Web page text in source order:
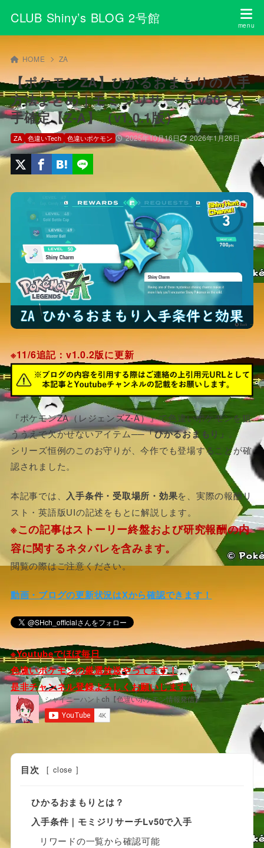
CLUB Shiny’s BLOG 2号館
HOME ZA
【ポケモンZA】ひかるおまもりの入手
方法まとめ｜モミジリサーチLv50で入
手確定【Z-A】（v1.0.1版）
2025年10月16日 2026年1月26日
ZA 色違いTech 色違いポケモン
※11/6追記：v1.0.2版に更新
『ポケモンZA（レジェンズZ-A）』で色違いポケモンを狙
ううえで欠かせないアイテム──「ひかるおまもり」 。
シリーズ恒例のこのお守りが、今作でも登場することが確
認されました。
本記事では、 入手条件・受取場所・効果を、実際の報酬リ
スト・英語版UIの記述をもとに解説します。
※この記事はストーリー終盤および研究報酬の内
容に関するネタバレを含みます。
閲覧の際はご注意ください。
動画・ブログの更新状況はXから確認できます！
※Youtubeでほぼ毎日
色違いポケモンの厳選放送やってます！
是非チャンネル登録よろしくお願いします！
目次 [ close ]
ひかるおまもりとは？
入手条件｜モミジリサーチLv50で入手
リワードの一覧から確認可能